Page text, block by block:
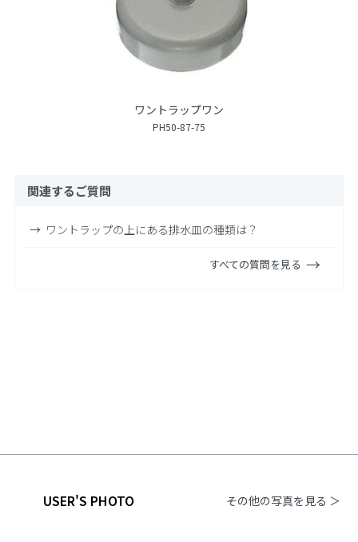
ワントラップワン
PH50-87-75
関連するご質問
ワントラップの上にある排水皿の種類は？
すべての質問を見る
USER'S PHOTO その他の写真を見る ＞